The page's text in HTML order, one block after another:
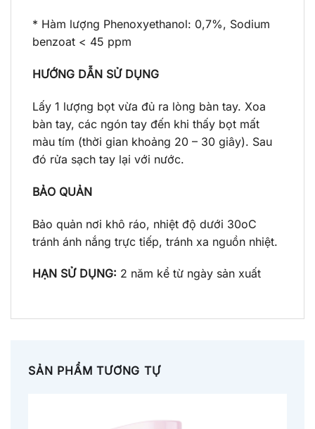
* Hàm lượng Phenoxyethanol: 0,7%, Sodium
benzoat < 45 ppm
HƯỚNG DẪN SỬ DỤNG
Lấy 1 lượng bọt vừa đủ ra lòng bàn tay. Xoa
bàn tay, các ngón tay đến khi thấy bọt mất
màu tím (thời gian khoảng 20 – 30 giây). Sau
đó rửa sạch tay lại với nước.
BẢO QUẢN
Bảo quản nơi khô ráo, nhiệt độ dưới 30oC
tránh ánh nắng trực tiếp, tránh xa nguồn nhiệt.
HẠN SỬ DỤNG: 2 năm kể từ ngày sản xuất
SẢN PHẨM TƯƠNG TỰ